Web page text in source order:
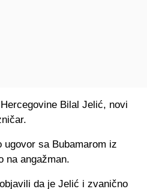
Bilal Jelić, novi
sa Bubamarom iz
na angažman.
da je Jelić i zvanično